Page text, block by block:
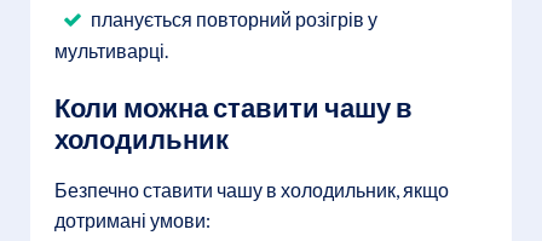
планується повторний розігрів у
мультиварці.
Коли можна ставити чашу в
холодильник
Безпечно ставити чашу в холодильник, якщо
дотримані умови: